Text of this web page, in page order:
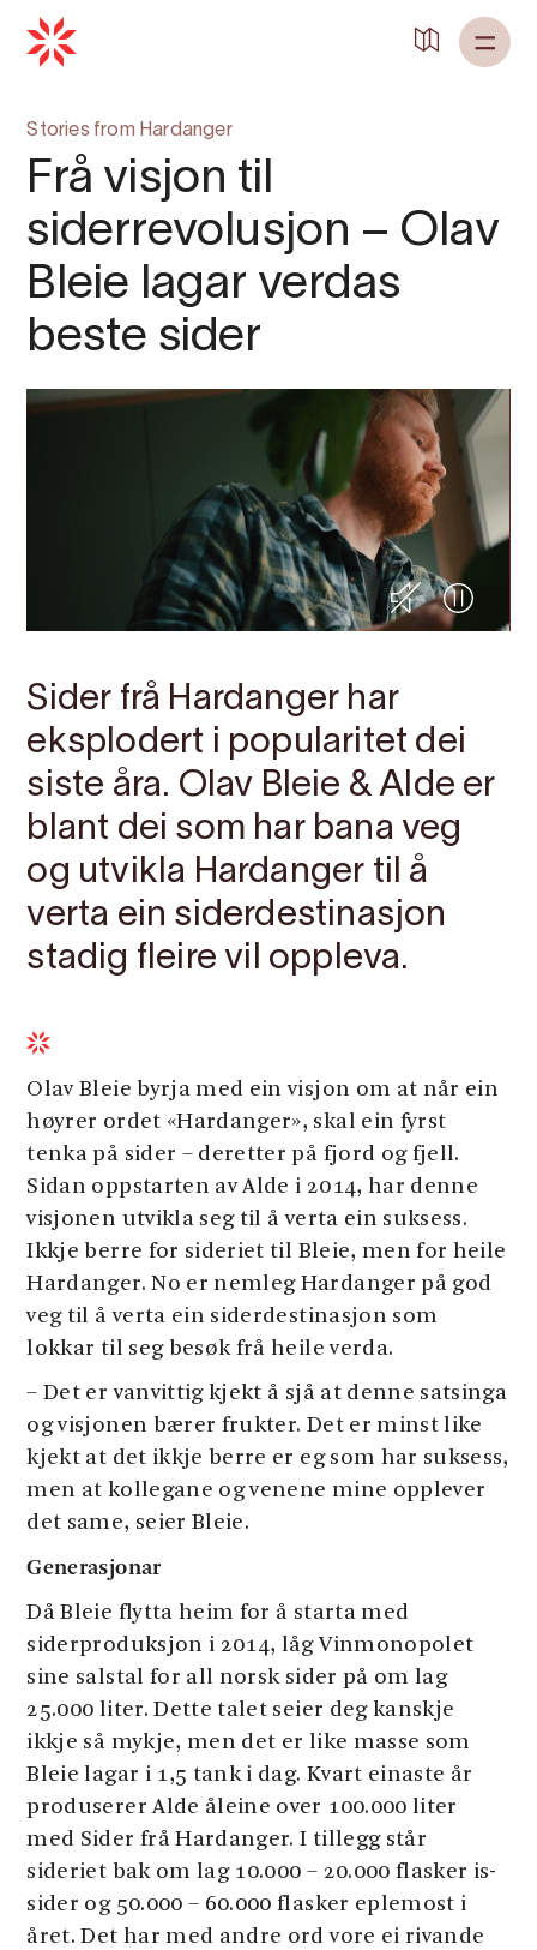
Stories from Hardanger
Frå visjon til
siderrevolusjon – Olav
Bleie lagar verdas
beste sider
Sider frå Hardanger har
eksplodert i popularitet dei
siste åra. Olav Bleie & Alde er
blant dei som har bana veg
og utvikla Hardanger til å
verta ein siderdestinasjon
stadig fleire vil oppleva.
Olav Bleie byrja med ein visjon om at når ein
høyrer ordet «Hardanger», skal ein fyrst
tenka på sider – deretter på fjord og fjell.
Sidan oppstarten av Alde i 2014, har denne
visjonen utvikla seg til å verta ein suksess.
Ikkje berre for sideriet til Bleie, men for heile
Hardanger. No er nemleg Hardanger på god
veg til å verta ein siderdestinasjon som
lokkar til seg besøk frå heile verda.
– Det er vanvittig kjekt å sjå at denne satsinga
og visjonen bærer frukter. Det er minst like
kjekt at det ikkje berre er eg som har suksess,
men at kollegane og venene mine opplever
det same, seier Bleie.
Generasjonar
Då Bleie flytta heim for å starta med
siderproduksjon i 2014, låg Vinmonopolet
sine salstal for all norsk sider på om lag
25.000 liter. Dette talet seier deg kanskje
ikkje så mykje, men det er like masse som
Bleie lagar i 1,5 tank i dag. Kvart einaste år
produserer Alde åleine over 100.000 liter
med Sider frå Hardanger. I tillegg står
sideriet bak om lag 10.000 – 20.000 flasker is-
sider og 50.000 – 60.000 flasker eplemost i
året. Det har med andre ord vore ei rivande